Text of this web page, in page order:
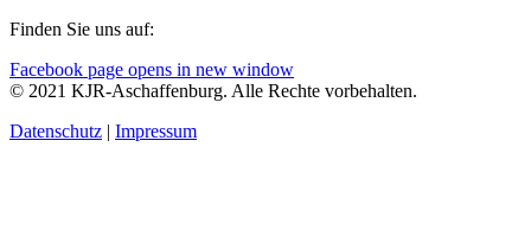
Finden Sie uns auf:
Facebook page opens in new window
© 2021 KJR-Aschaffenburg. Alle Rechte vorbehalten.
Datenschutz | Impressum